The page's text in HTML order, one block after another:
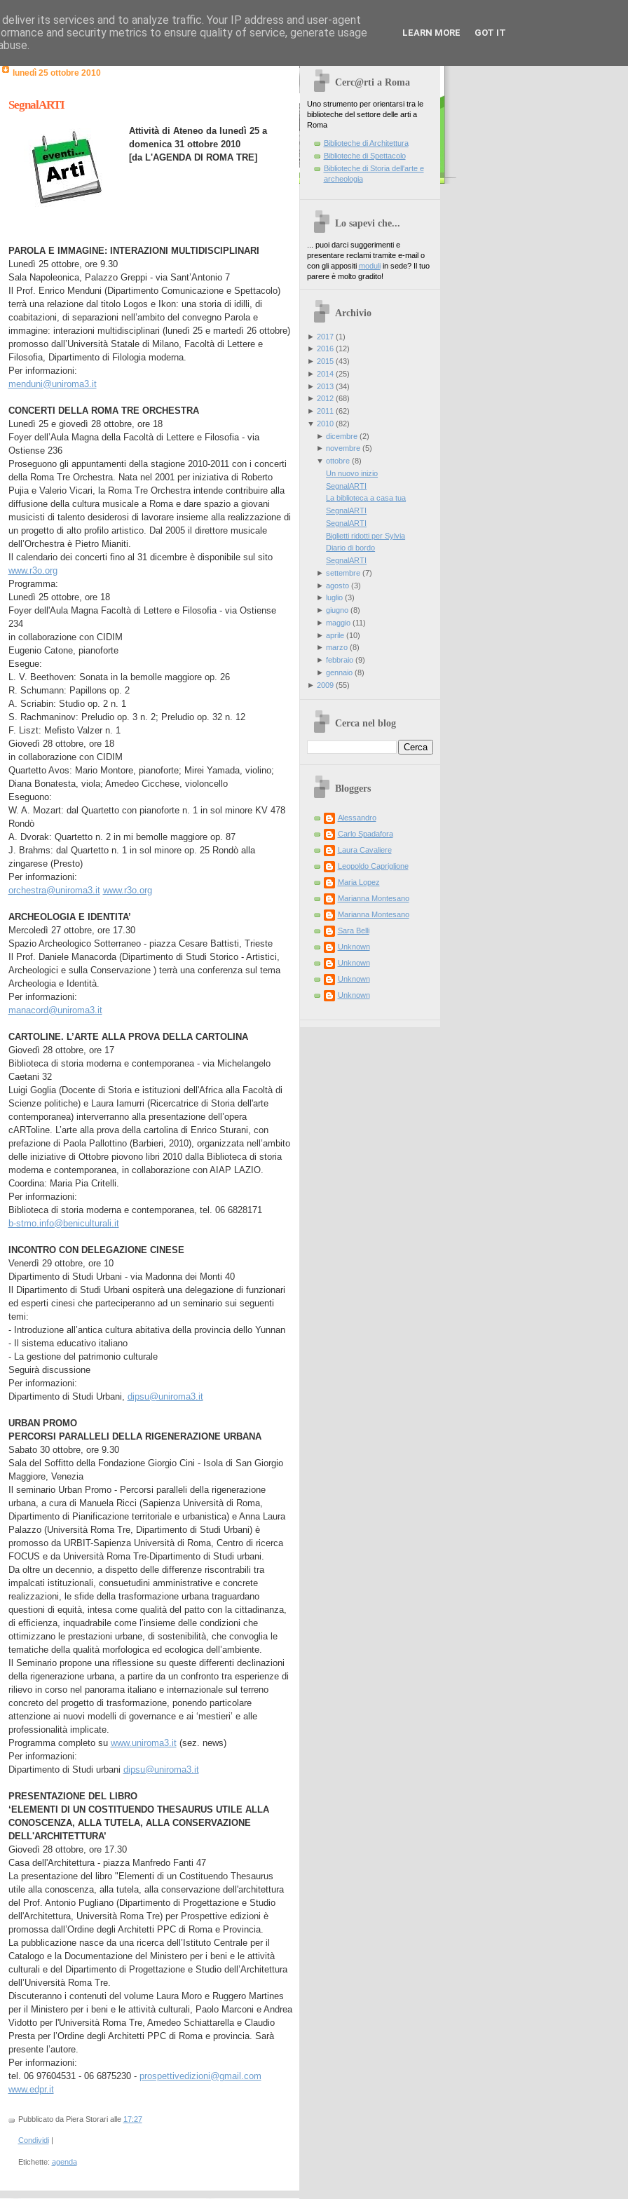
lunedì 25 ottobre 2010
SegnalARTI
Attività di Ateneo da lunedì 25 a
domenica 31 ottobre 2010
[da L'AGENDA DI ROMA TRE]
PAROLA E IMMAGINE: INTERAZIONI MULTIDISCIPLINARI
Lunedì 25 ottobre, ore 9.30
Sala Napoleonica, Palazzo Greppi - via Sant’Antonio 7
Il Prof. Enrico Menduni (Dipartimento Comunicazione e Spettacolo)
terrà una relazione dal titolo Logos e Ikon: una storia di idilli, di
coabitazioni, di separazioni nell’ambito del convegno Parola e
immagine: interazioni multidisciplinari (lunedì 25 e martedì 26 ottobre)
promosso dall’Università Statale di Milano, Facoltà di Lettere e
Filosofia, Dipartimento di Filologia moderna.
Per informazioni:
menduni@uniroma3.it
CONCERTI DELLA ROMA TRE ORCHESTRA
Lunedì 25 e giovedì 28 ottobre, ore 18
Foyer dell’Aula Magna della Facoltà di Lettere e Filosofia - via
Ostiense 236
Proseguono gli appuntamenti della stagione 2010-2011 con i concerti
della Roma Tre Orchestra. Nata nel 2001 per iniziativa di Roberto
Pujia e Valerio Vicari, la Roma Tre Orchestra intende contribuire alla
diffusione della cultura musicale a Roma e dare spazio a giovani
musicisti di talento desiderosi di lavorare insieme alla realizzazione di
un progetto di alto profilo artistico. Dal 2005 il direttore musicale
dell’Orchestra è Pietro Mianiti.
Il calendario dei concerti fino al 31 dicembre è disponibile sul sito
www.r3o.org
Programma:
Lunedì 25 ottobre, ore 18
Foyer dell'Aula Magna Facoltà di Lettere e Filosofia - via Ostiense
234
in collaborazione con CIDIM
Eugenio Catone, pianoforte
Esegue:
L. V. Beethoven: Sonata in la bemolle maggiore op. 26
R. Schumann: Papillons op. 2
A. Scriabin: Studio op. 2 n. 1
S. Rachmaninov: Preludio op. 3 n. 2; Preludio op. 32 n. 12
F. Liszt: Mefisto Valzer n. 1
Giovedì 28 ottobre, ore 18
in collaborazione con CIDIM
Quartetto Avos: Mario Montore, pianoforte; Mirei Yamada, violino;
Diana Bonatesta, viola; Amedeo Cicchese, violoncello
Eseguono:
W. A. Mozart: dal Quartetto con pianoforte n. 1 in sol minore KV 478
Rondò
A. Dvorak: Quartetto n. 2 in mi bemolle maggiore op. 87
J. Brahms: dal Quartetto n. 1 in sol minore op. 25 Rondò alla
zingarese (Presto)
Per informazioni:
orchestra@uniroma3.it www.r3o.org
ARCHEOLOGIA E IDENTITA’
Mercoledì 27 ottobre, ore 17.30
Spazio Archeologico Sotterraneo - piazza Cesare Battisti, Trieste
Il Prof. Daniele Manacorda (Dipartimento di Studi Storico - Artistici,
Archeologici e sulla Conservazione ) terrà una conferenza sul tema
Archeologia e Identità.
Per informazioni:
manacord@uniroma3.it
CARTOLINE. L’ARTE ALLA PROVA DELLA CARTOLINA
Giovedì 28 ottobre, ore 17
Biblioteca di storia moderna e contemporanea - via Michelangelo
Caetani 32
Luigi Goglia (Docente di Storia e istituzioni dell'Africa alla Facoltà di
Scienze politiche) e Laura Iamurri (Ricercatrice di Storia dell'arte
contemporanea) interverranno alla presentazione dell’opera
cARToline. L’arte alla prova della cartolina di Enrico Sturani, con
prefazione di Paola Pallottino (Barbieri, 2010), organizzata nell’ambito
delle iniziative di Ottobre piovono libri 2010 dalla Biblioteca di storia
moderna e contemporanea, in collaborazione con AIAP LAZIO.
Coordina: Maria Pia Critelli.
Per informazioni:
Biblioteca di storia moderna e contemporanea, tel. 06 6828171
b-stmo.info@beniculturali.it
INCONTRO CON DELEGAZIONE CINESE
Venerdì 29 ottobre, ore 10
Dipartimento di Studi Urbani - via Madonna dei Monti 40
Il Dipartimento di Studi Urbani ospiterà una delegazione di funzionari
ed esperti cinesi che parteciperanno ad un seminario sui seguenti
temi:
- Introduzione all’antica cultura abitativa della provincia dello Yunnan
- Il sistema educativo italiano
- La gestione del patrimonio culturale
Seguirà discussione
Per informazioni:
Dipartimento di Studi Urbani, dipsu@uniroma3.it
URBAN PROMO
PERCORSI PARALLELI DELLA RIGENERAZIONE URBANA
Sabato 30 ottobre, ore 9.30
Sala del Soffitto della Fondazione Giorgio Cini - Isola di San Giorgio
Maggiore, Venezia
Il seminario Urban Promo - Percorsi paralleli della rigenerazione
urbana, a cura di Manuela Ricci (Sapienza Università di Roma,
Dipartimento di Pianificazione territoriale e urbanistica) e Anna Laura
Palazzo (Università Roma Tre, Dipartimento di Studi Urbani) è
promosso da URBIT-Sapienza Università di Roma, Centro di ricerca
FOCUS e da Università Roma Tre-Dipartimento di Studi urbani.
Da oltre un decennio, a dispetto delle differenze riscontrabili tra
impalcati istituzionali, consuetudini amministrative e concrete
realizzazioni, le sfide della trasformazione urbana traguardano
questioni di equità, intesa come qualità del patto con la cittadinanza,
di efficienza, inquadrabile come l’insieme delle condizioni che
ottimizzano le prestazioni urbane, di sostenibilità, che convoglia le
tematiche della qualità morfologica ed ecologica dell’ambiente.
Il Seminario propone una riflessione su queste differenti declinazioni
della rigenerazione urbana, a partire da un confronto tra esperienze di
rilievo in corso nel panorama italiano e internazionale sul terreno
concreto del progetto di trasformazione, ponendo particolare
attenzione ai nuovi modelli di governance e ai ‘mestieri’ e alle
professionalità implicate.
Programma completo su www.uniroma3.it(sez. news)
Per informazioni:
Dipartimento di Studi urbani dipsu@uniroma3.it
PRESENTAZIONE DEL LIBRO
‘ELEMENTI DI UN COSTITUENDO THESAURUS UTILE ALLA
CONOSCENZA, ALLA TUTELA, ALLA CONSERVAZIONE
DELL'ARCHITETTURA’
Giovedì 28 ottobre, ore 17.30
Casa dell'Architettura - piazza Manfredo Fanti 47
La presentazione del libro "Elementi di un Costituendo Thesaurus
utile alla conoscenza, alla tutela, alla conservazione dell'architettura
del Prof. Antonio Pugliano (Dipartimento di Progettazione e Studio
dell'Architettura, Università Roma Tre) per Prospettive edizioni è
promossa dall’Ordine degli Architetti PPC di Roma e Provincia.
La pubblicazione nasce da una ricerca dell’Istituto Centrale per il
Catalogo e la Documentazione del Ministero per i beni e le attività
culturali e del Dipartimento di Progettazione e Studio dell’Architettura
dell’Università Roma Tre.
Discuteranno i contenuti del volume Laura Moro e Ruggero Martines
per il Ministero per i beni e le attività culturali, Paolo Marconi e Andrea
Vidotto per l'Università Roma Tre, Amedeo Schiattarella e Claudio
Presta per l’Ordine degli Architetti PPC di Roma e provincia. Sarà
presente l’autore.
Per informazioni:
tel. 06 97604531 - 06 6875230 - prospettivedizioni@gmail.com
www.edpr.it
Pubblicato da Piera Storari alle 17:27
Condividi
Etichette: agenda
Cerc@rti a Roma
Uno strumento per orientarsi tra le
biblioteche del settore delle arti a
Roma
Biblioteche di Architettura
Biblioteche di Spettacolo
Biblioteche di Storia dell'arte e
archeologia
Lo sapevi che...
... puoi darci suggerimenti e
presentare reclami tramite e-mail o
con gli appositi moduliin sede? Il tuo
parere è molto gradito!
Archivio
► 2017(1)
► 2016(12)
► 2015(43)
► 2014(25)
► 2013(34)
► 2012(68)
► 2011 (62)
▼ 2010(82)
► dicembre(2)
► novembre(5)
▼ ottobre(8)
Un nuovo inizio
SegnalARTI
La biblioteca a casa tua
SegnalARTI
SegnalARTI
Biglietti ridotti per Sylvia
Diario di bordo
SegnalARTI
► settembre(7)
► agosto(3)
► luglio(3)
► giugno(8)
► maggio(11)
► aprile(10)
► marzo(8)
► febbraio(9)
► gennaio(8)
► 2009(55)
Cerca nel blog
Bloggers
Alessandro
Carlo Spadafora
Laura Cavaliere
Leopoldo Capriglione
Maria Lopez
Marianna Montesano
Marianna Montesano
Sara Belli
Unknown
Unknown
Unknown
Unknown
its services and to analyze traffic. Your IP address and user-agent
and security metrics to ensure quality of service, generate usage
LEARN MORE GOT IT